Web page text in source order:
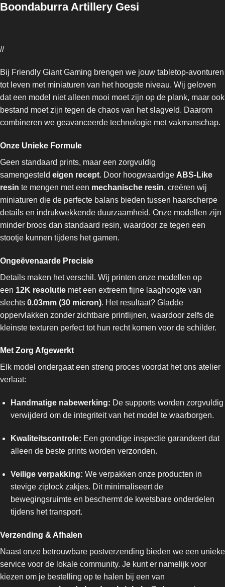
Boondaburra Artillery Gesi
//
Bij Friendly Giant Gaming brengen we jouw tabletop-avonturen
tot leven met miniaturen van het hoogste niveau. Wij geloven
dat een model niet alleen mooi moet zijn op de plank, maar ook
bestand moet zijn tegen de chaos van het slagveld. Daarom
combineren we geavanceerde technologie met vakmanschap.
Onze Unieke Formule
Geen standaard prints, maar een zorgvuldig
samengesteld eigen recept. Door hoogwaardige ABS-Like
resin te mengen met een mechanische resin, creëren wij
miniaturen die de perfecte balans bieden tussen haarscherpe
details en indrukwekkende duurzaamheid. Onze modellen zijn
minder broos dan standaard resin, waardoor ze tegen een
stootje kunnen tijdens het gamen.
Ongeëvenaarde Precisie
Details maken het verschil. Wij printen onze modellen op
een 12K resolutie met een extreem fijne laaghoogte van
slechts 0.03mm (30 micron). Het resultaat? Gladde
oppervlakken zonder zichtbare printlijnen, waardoor zelfs de
kleinste texturen perfect tot hun recht komen voor de schilder.
Met Zorg Afgewerkt
Elk model ondergaat een streng proces voordat het ons atelier
verlaat:
Handmatige nabewerking: De supports worden zorgvuldig
verwijderd om de integriteit van het model te waarborgen.
Kwaliteitscontrole: Een grondige inspectie garandeert dat
alleen de beste prints worden verzonden.
Veilige verpakking: We verpakken onze producten in
stevige ziplock zakjes. Dit minimaliseert de
bewegingsruimte en beschermt de kwetsbare onderdelen
tijdens het transport.
Verzending & Afhalen
Naast onze betrouwbare postverzending bieden we een unieke
service voor de lokale community. Je kunt er namelijk voor
kiezen om je bestelling op te halen bij een van